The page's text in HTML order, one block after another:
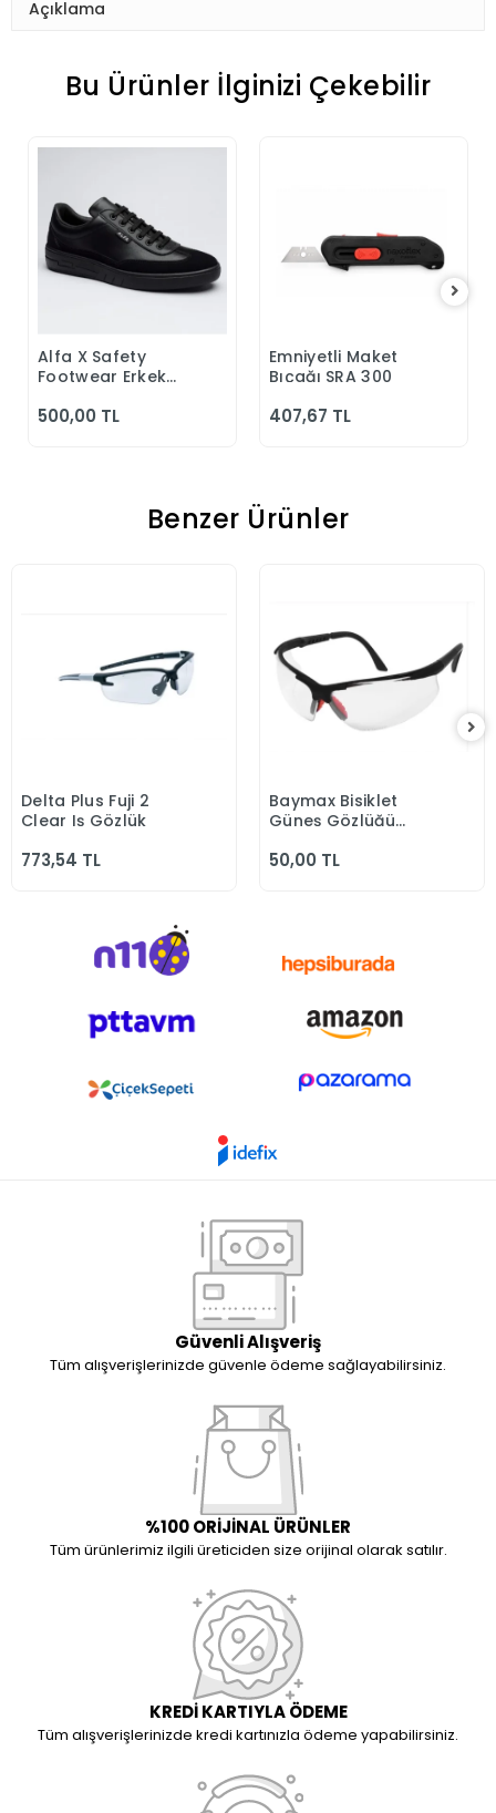
Açıklama
Bu Ürünler İlginizi Çekebilir
Sepete Ekle
Alfa X Safety
Footwear Erkek
Klasik Ayakkabı
500,00 TL
Sepete Ekle
Emniyetli Maket
Bıçağı SRA 300
407,67 TL
Benzer Ürünler
Sepete Ekle
Delta Plus Fuji 2
Clear Iş Gözlük
773,54 TL
Sepete Ekle
Baymax Bisiklet
Güneş Gözlüğü
Gözlük S600 Şeffaf
50,00 TL
Güvenli Alışveriş
Tüm alışverişlerinizde güvenle ödeme sağlayabilirsiniz.
%100 ORİJİNAL ÜRÜNLER
Tüm ürünlerimiz ilgili üreticiden size orijinal olarak satılır.
KREDİ KARTIYLA ÖDEME
Tüm alışverişlerinizde kredi kartınızla ödeme yapabilirsiniz.